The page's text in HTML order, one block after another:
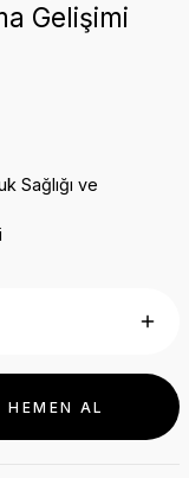
Gelişimi
Sağlığı ve
HEMEN AL